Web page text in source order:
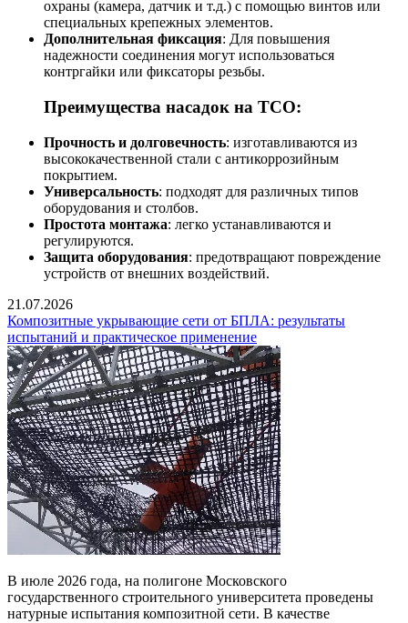
охраны (камера, датчик и т.д.) с помощью винтов или
специальных крепежных элементов.
Дополнительная фиксация: Для повышения
надежности соединения могут использоваться
контргайки или фиксаторы резьбы.
Преимущества насадок на ТСО:
Прочность и долговечность: изготавливаются из
высококачественной стали с антикоррозийным
покрытием.
Универсальность: подходят для различных типов
оборудования и столбов.
Простота монтажа: легко устанавливаются и
регулируются.
Защита оборудования: предотвращают повреждение
устройств от внешних воздействий.
21.07.2026
Композитные укрывающие сети от БПЛА: результаты
испытаний и практическое применение
В июле 2026 года, на полигоне Московского
государственного строительного университета проведены
натурные испытания композитной сети. В качестве